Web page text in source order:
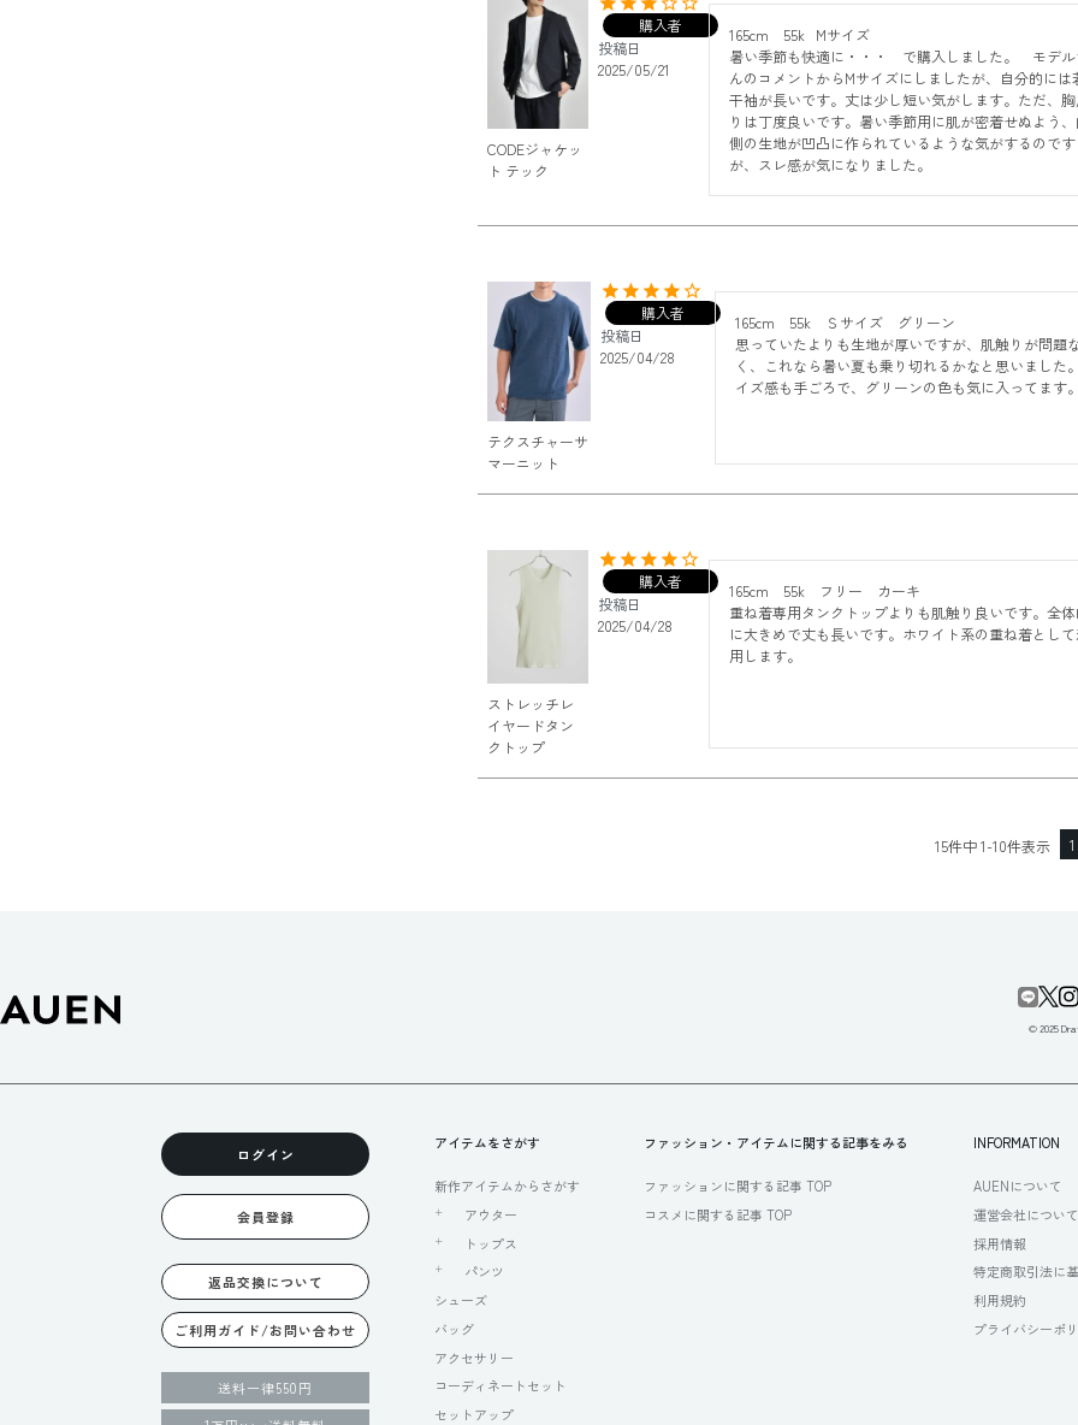
CODEジャケッ
ト テック
購入者
投稿日
2025/05/21
165cm    55k   Mサイズ
暑い季節も快適に・・・　で購入しました。　モデル
んのコメントからMサイズにしましたが、自分的には
干袖が長いです。丈は少し短い気がします。ただ、胸
りは丁度良いです。暑い季節用に肌が密着せぬよう、
側の生地が凹凸に作られているような気がするのです
が、スレ感が気になりました。
テクスチャーサ
マーニット
購入者
投稿日
2025/04/28
165cm    55k    Ｓサイズ　グリーン
思っていたよりも生地が厚いですが、肌触りが問題
く、これなら暑い夏も乗り切れるかなと思いました
イズ感も手ごろで、グリーンの色も気に入ってます。
ストレッチレ
イヤードタン
クトップ
購入者
投稿日
2025/04/28
165cm    55k    フリー　カーキ
重ね着専用タンクトップよりも肌触り良いです。全体
に大きめで丈も長いです。ホワイト系の重ね着とし
用します。
15件中1-10件表示 1
© 2025
ログイン
会員登録
返品交換について
ご利用ガイド/お問い合わせ
送料一律550円
アイテムをさがす
新作アイテムからさがす
アウター
トップス
パンツ
シューズ
バッグ
アクセサリー
コーディネートセット
セットアップ
ファッション・アイテムに関する記事をみる
ファッションに関する記事 TOP
コスメに関する記事 TOP
INFORMATION
AUENについて
運営会社について
採用情報
特定商取引法に
利用規約
プライバシーポ